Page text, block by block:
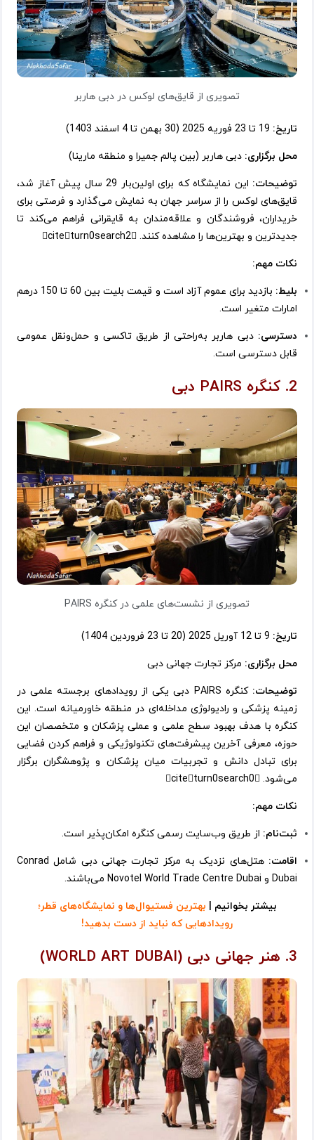
تصویری از قایق‌های لوکس در دبی هاربر
تاریخ:
محل برگزاری: دبی هاربر (بین پالم جمیرا و منطقه مارینا)
توضیحات:
این نمایشگاه که برای اولین‌بار 29 سال پیش آغاز شد،
قایق‌های لوکس را از سراسر جهان به نمایش می‌گذارد و فرصتی برای
خریداران، فروشندگان و علاقه‌مندان به قایقرانی فراهم می‌کند تا
جدیدترین و بهترین‌ها را مشاهده کنند. citeturn0search2
نکات مهم:
بلیط:
بازدید برای عموم آزاد است و قیمت بلیت بین 60 تا 150 درهم
امارات متغیر است.
دسترسی: دبی هاربر به‌راحتی از طریق تاکسی و حمل‌ونقل عمومی
قابل دسترسی است.
2. کنگره PAIRS دبی
تصویری از نشست‌های علمی در کنگره PAIRS
تاریخ:
محل برگزاری: مرکز تجارت جهانی دبی
توضیحات:
کنگره PAIRS دبی یکی از رویدادهای برجسته علمی در
زمینه پزشکی و رادیولوژی مداخله‌ای در منطقه خاورمیانه است. این
کنگره با هدف بهبود سطح علمی و عملی پزشکان و متخصصان این
حوزه، معرفی آخرین پیشرفت‌های تکنولوژیکی و فراهم کردن فضایی
برای تبادل دانش و تجربیات میان پزشکان و پژوهشگران برگزار
می‌شود. citeturn0search0
نکات مهم:
ثبت‌نام: از طریق وب‌سایت رسمی کنگره امکان‌پذیر است.
اقامت:
هتل‌های نزدیک به مرکز تجارت جهانی دبی شامل Conrad
Dubai و Novotel World Trade Centre Dubai می‌باشند.
بیشتر بخوانیم | بهترین فستیوال‌ها و نمایشگاه‌های قطر؛
رویدادهایی که نباید از دست بدهید!
3. هنر جهانی دبی (WORLD ART DUBAI)